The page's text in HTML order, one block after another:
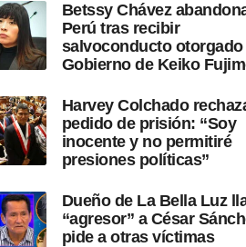
Betssy Chávez
Perú tras recibir
salvoconducto otorgado
Gobierno de Keiko
Harvey Colchado
pedido de prisión: “Soy
inocente y no permitiré
presiones políticas”
Dueño de La Bella Luz
“agresor” a César
pide a otras víctimas